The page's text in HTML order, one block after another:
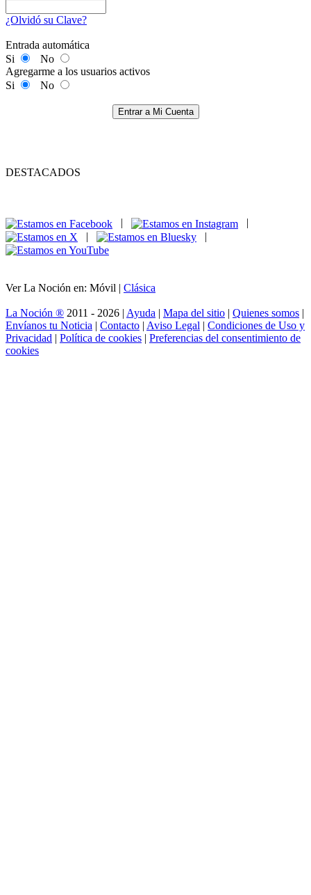
¿Olvidó su Clave?
Entrada automática
Si
No
Agregarme a los usuarios activos
Si
No
Entrar a Mi Cuenta
DESTACADOS
|
|
Ver La Noción en: Móvil | Clásica
La Noción ® 2011 - 2026 | Ayuda | Mapa del sitio | Quienes somos |
Envíanos tu Noticia | Contacto | Aviso Legal | Condiciones de Uso y
Privacidad | Política de cookies | Preferencias del consentimiento de
cookies